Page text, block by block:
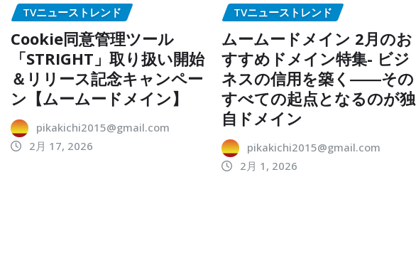
TVニューストレンド
Cookie同意管理ツール
「STRIGHT」取り扱い開始
＆リリース記念キャンペー
ン【ムームードメイン】
pikakichi2015@gmail.com
2月 17, 2026
TVニューストレンド
ムームードメイン 2月のお
すすめドメイン特集- ビジ
ネスの信用を築く――その
すべての起点となるのが独
自ドメイン
pikakichi2015@gmail.com
2月 1, 2026